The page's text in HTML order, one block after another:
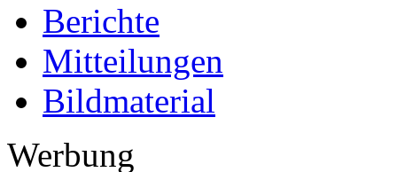
Berichte
Mitteilungen
Bildmaterial
Werbung